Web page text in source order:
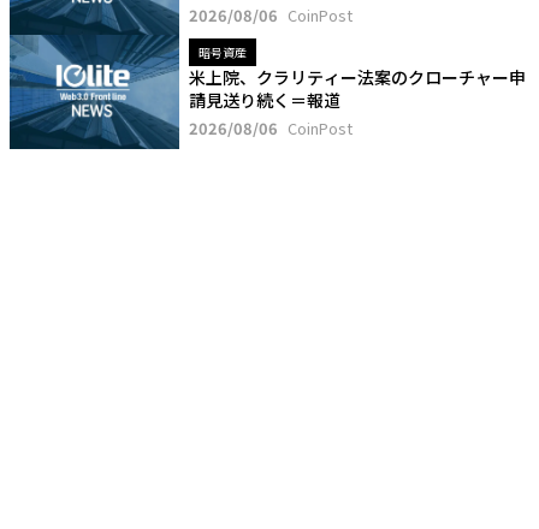
2026/08/06 CoinPost
暗号資産
米上院、クラリティー法案のクローチャー申
請見送り続く＝報道
2026/08/06 CoinPost